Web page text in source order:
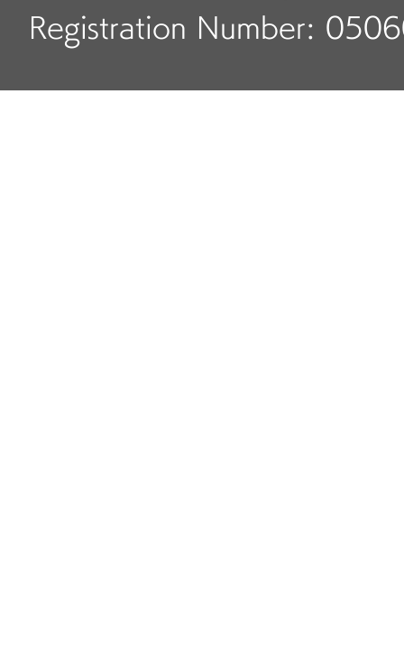
Registration Number: